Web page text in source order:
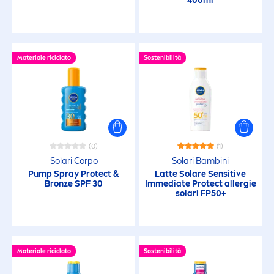
Protezione da allergia del sole
Protezione solare
Resistente al sudore
Resistente all'acqua
Testato Pediatricamente
Materiale riciclato
(0)
Solari Corpo
Pump SprayProtect&
BronzeSPF 30
Sostenibilità
(1)
Solari Bambini
Latte SolareSensitive
Immediate Protectallergie
solari FP50+
Materiale riciclato Sostenibilità